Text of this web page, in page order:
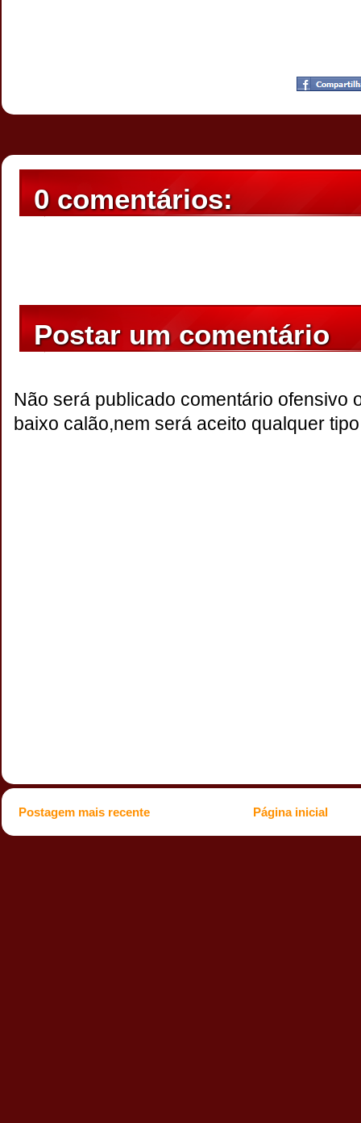
19:15
0 comentários:
Postar um comentário
Não será publicado comentário ofensivo
baixo calão,nem será aceito qualquer
Postagem mais recente Página inicial